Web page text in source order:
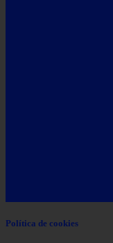
Política de cookies